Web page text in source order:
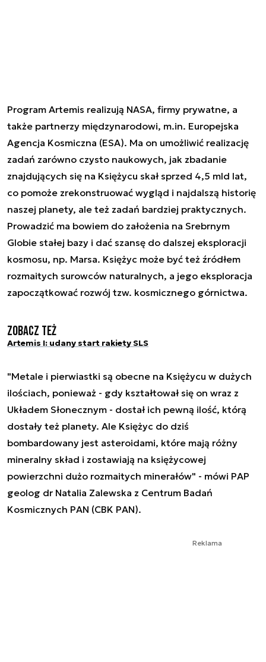
Program Artemis realizują NASA, firmy prywatne, a
także partnerzy międzynarodowi, m.in. Europejska
Agencja Kosmiczna (ESA). Ma on umożliwić realizację
zadań zarówno czysto naukowych, jak zbadanie
znajdujących się na Księżycu skał sprzed 4,5 mld lat,
co pomoże zrekonstruować wygląd i najdalszą historię
naszej planety, ale też zadań bardziej praktycznych.
Prowadzić ma bowiem do założenia na Srebrnym
Globie stałej bazy i dać szansę do dalszej eksploracji
kosmosu, np. Marsa. Księżyc może być też źródłem
rozmaitych surowców naturalnych, a jego eksploracja
zapoczątkować rozwój tzw. kosmicznego górnictwa.
Zobacz też
Artemis I: udany start rakiety SLS
"Metale i pierwiastki są obecne na Księżycu w dużych
ilościach, ponieważ - gdy kształtował się on wraz z
Układem Słonecznym - dostał ich pewną ilość, którą
dostały też planety. Ale Księżyc do dziś
bombardowany jest asteroidami, które mają różny
mineralny skład i zostawiają na księżycowej
powierzchni dużo rozmaitych minerałów" - mówi PAP
geolog dr Natalia Zalewska z Centrum Badań
Kosmicznych PAN (CBK PAN).
Reklama